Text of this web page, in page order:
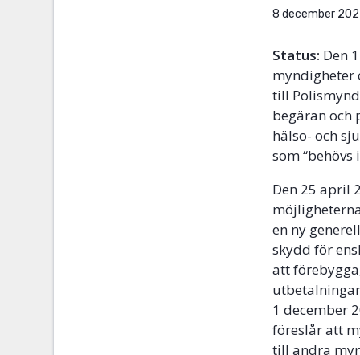
8 december
Status: Den
myndigheter
till
begäran och
hälso- och
som
Den 25 april
en ny
skydd för
att
1 december
föreslår att
till andra